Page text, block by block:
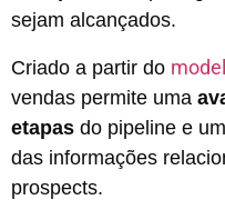
sejam alcançados.
Criado a partir do
vendas permite uma
etapas do pipeline e
das informações
prospects.